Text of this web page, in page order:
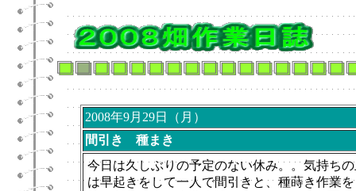
2008年9月29日（月）
間引き 種まき
今日は久しぶりの予定のない休み。。気持ち
は早起きをして一人で間引きと、種蒔き作業